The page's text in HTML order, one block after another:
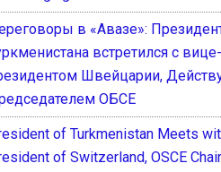
в «Авазе»:
встретился с вице-
Швейцарии,
ОБСЕ
of Turkmenistan Meets
of Switzerland, OSCE